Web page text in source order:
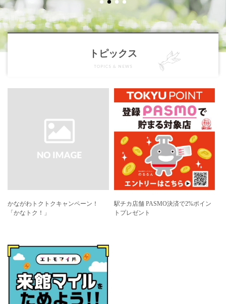
トピックス
TOPICS & NEWS
かながわトクトクキャンペーン！
「かなトク！」
駅チカ店舗 PASMO決済で2%ポイン
トプレゼント